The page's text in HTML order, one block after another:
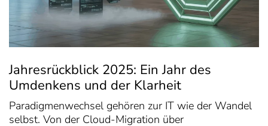
Jahresrückblick 2025: Ein Jahr des
Umdenkens und der Klarheit
Paradigmenwechsel gehören zur IT wie der Wandel
selbst. Von der Cloud-Migration über